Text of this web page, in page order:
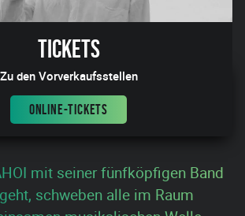
Tickets
Zu den Vorverkaufsstellen
ONLINE-TICKETS
mit seiner fünfköpfigen Band
schweben alle im Raum